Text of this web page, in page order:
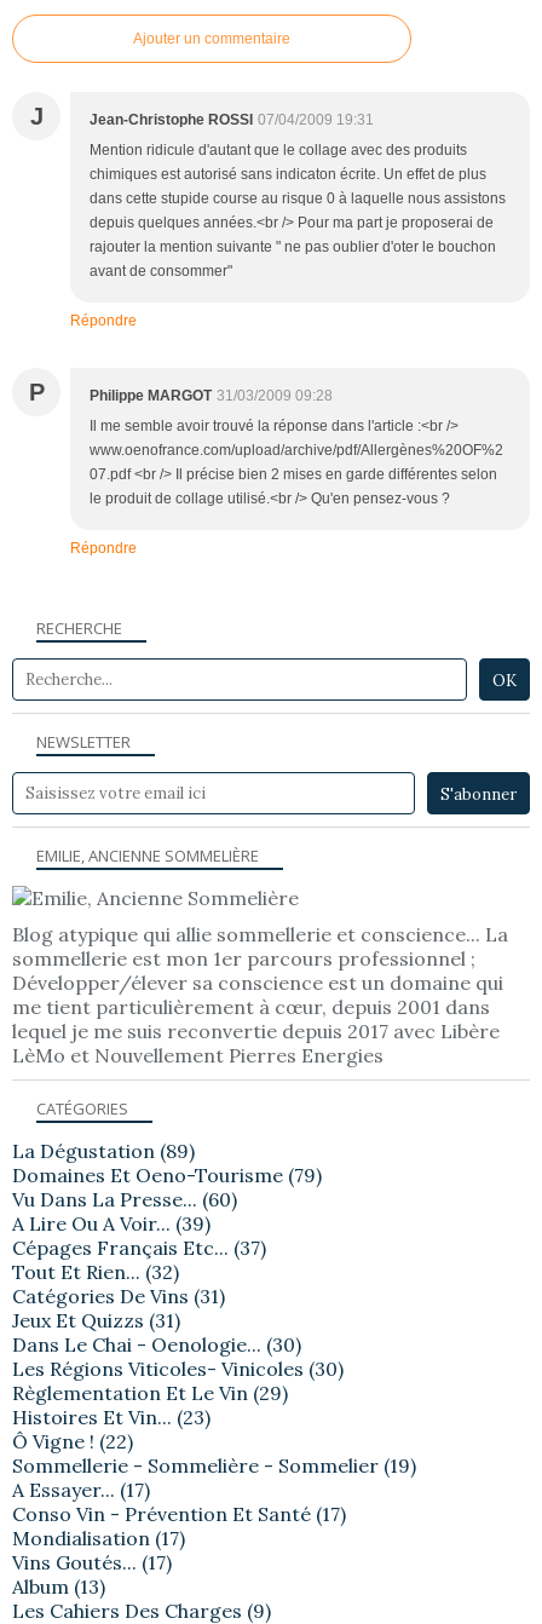
Ajouter un commentaire
J Jean-Christophe ROSSI 07/04/2009 19:31
Mention ridicule d'autant que le collage avec des produits
chimiques est autorisé sans indicaton écrite. Un effet de plus
dans cette stupide course au risque 0 à laquelle nous assistons
depuis quelques années.<br /> Pour ma part je proposerai de
rajouter la mention suivante " ne pas oublier d'oter le bouchon
avant de consommer"
Répondre
P Philippe MARGOT 31/03/2009 09:28
Il me semble avoir trouvé la réponse dans l'article :<br />
www.oenofrance.com/upload/archive/pdf/Allergènes%20OF%2
07.pdf <br /> Il précise bien 2 mises en garde différentes selon
le produit de collage utilisé.<br /> Qu'en pensez-vous ?
Répondre
NEWSLETTER
RECHERCHE
EMILIE, ANCIENNE SOMMELIÈRE
Blog atypique qui allie sommellerie et conscience... La
sommellerie est mon 1er parcours professionnel ;
Développer/élever sa conscience est un domaine qui
me tient particulièrement à cœur, depuis 2001 dans
lequel je me suis reconvertie depuis 2017 avec Libère
LèMo et Nouvellement Pierres Energies
CATÉGORIES
La Dégustation (89)
Domaines Et Oeno-Tourisme (79)
Vu Dans La Presse... (60)
A Lire Ou A Voir... (39)
Cépages Français Etc... (37)
Tout Et Rien... (32)
Catégories De Vins (31)
Jeux Et Quizzs (31)
Dans Le Chai - Oenologie... (30)
Les Régions Viticoles- Vinicoles (30)
Règlementation Et Le Vin (29)
Histoires Et Vin... (23)
Ô Vigne ! (22)
Sommellerie - Sommelière - Sommelier (19)
A Essayer... (17)
Conso Vin - Prévention Et Santé (17)
Mondialisation (17)
Vins Goutés... (17)
Album (13)
Les Cahiers Des Charges (9)